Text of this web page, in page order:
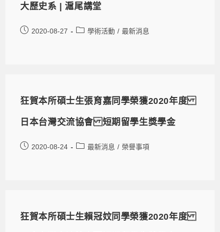
大歷史系 | 滬尾講堂
2020-08-27 學術活動 / 最新消息
狂賀本所碩士生張育嘉同學榮獲2020年度
日本台灣交流協會 短期留學生獎學金
2020-08-24 最新消息 / 榮譽事項
狂賀本所碩士生賴冠妏同學榮獲2020年度